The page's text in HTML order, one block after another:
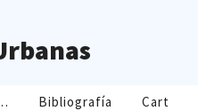
Bibliografía Cart